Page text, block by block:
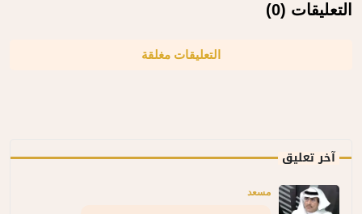
التعليقات (0)
التعليقات مغلقة
آخر تعليق
مسعد